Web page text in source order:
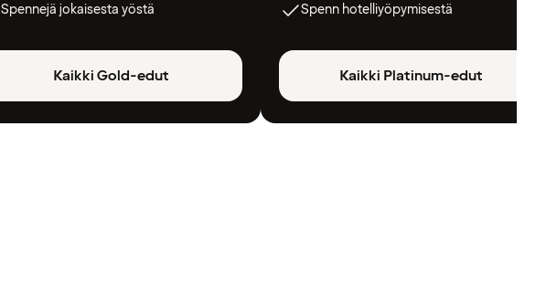
Spennejä jokaisesta yöstä
Kaikki Gold-edut
Spenn hotelliyöpymisestä
Kaikki Platinum-edut